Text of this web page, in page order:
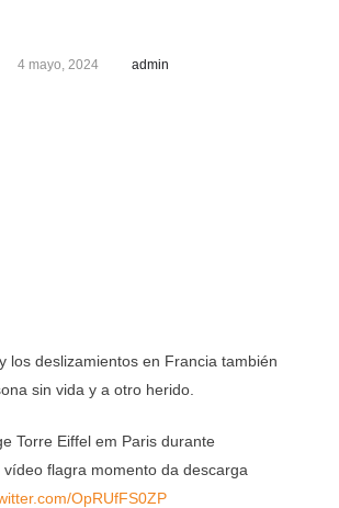
4 mayo, 2024 admin
los deslizamientos en Francia también
sin vida y a otro herido.
Torre Eiffel em Paris durante
flagra momento da descarga
OpRUfFS0ZP